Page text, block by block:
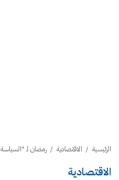
الرئيسية / الاقتصادية / رمضان لـ
الاقتصادية